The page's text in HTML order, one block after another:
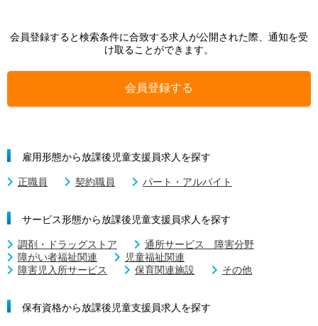
会員登録すると検索条件に合致する求人が公開された際、通知を受
け取ることができます。
会員登録する
雇用形態から放課後児童支援員求人を探す
正職員 契約職員 パート・アルバイト
サービス形態から放課後児童支援員求人を探す
調剤・ドラッグストア
通所サービス 障害分野
障がい者福祉関連
児童福祉関連
障害児入所サービス
保育関連施設 その他
保有資格から放課後児童支援員求人を探す